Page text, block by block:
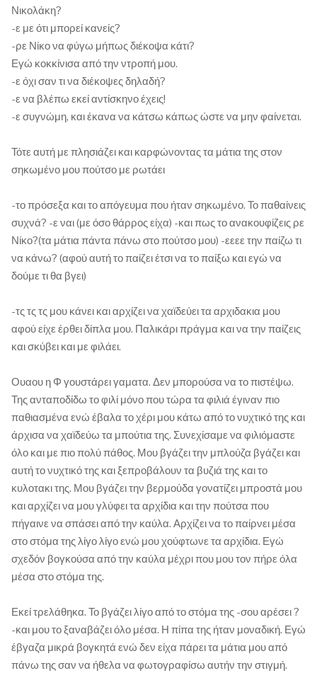
Νικολάκη?
-ε με ότι μπορεί κανείς?
-ρε Νίκο να φύγω μήπως διέκοψα κάτι?
Εγώ κοκκίνισα από την ντροπή μου.
-ε όχι σαν τι να διέκοψες δηλαδή?
-ε να βλέπω εκεί αντίσκηνο έχεις!
-ε συγνώμη, και έκανα να κάτσω κάπως ώστε να μην φαίνεται.
Τότε αυτή με πλησιάζει και καρφώνοντας τα μάτια της στον
σηκωμένο μου πούτσο με ρωτάει
-το πρόσεξα και το απόγευμα που ήταν σηκωμένο. Το παθαίνεις
συχνά? -ε ναι (με όσο θάρρος είχα) -και πως το ανακουφίζεις ρε
Νίκο?(τα μάτια πάντα πάνω στο πούτσο μου) -εεεε την παίζω τι
να κάνω? (αφού αυτή το παίζει έτσι να το παίξω και εγώ να
δούμε τι θα βγει)
-τς τς τς μου κάνει και αρχίζει να χαϊδεύει τα αρχιδακια μου
αφού είχε έρθει δίπλα μου. Παλικάρι πράγμα και να την παίζεις
και σκύβει και με φιλάει.
Ουαου η Φ γουστάρει γαματα. Δεν μπορούσα να το πιστέψω.
Της ανταποδίδω το φιλί μόνο που τώρα τα φιλιά έγιναν πιο
παθιασμένα ενώ έβαλα το χέρι μου κάτω από το νυχτικό της και
άρχισα να χαϊδεύω τα μπούτια της. Συνεχίσαμε να φιλιόμαστε
όλο και με πιο πολύ πάθος. Μου βγάζει την μπλούζα βγάζει και
αυτή το νυχτικό της και ξεπροβάλουν τα βυζιά της και το
κυλοτακι της. Μου βγάζει την βερμούδα γονατίζει μπροστά μου
και αρχίζει να μου γλύφει τα αρχίδια και την πούτσα που
πήγαινε να σπάσει από την καύλα. Αρχίζει να το παίρνει μέσα
στο στόμα της λίγο λίγο ενώ μου χούφτωνε τα αρχίδια. Εγώ
σχεδόν βογκούσα από την καύλα μέχρι που μου τον πήρε όλα
μέσα στο στόμα της.
Εκεί τρελάθηκα. Το βγάζει λίγο από το στόμα της -σου αρέσει ?
-και μου το ξαναβάζει όλο μέσα. Η πίπα της ήταν μοναδική. Εγώ
έβγαζα μικρά βογκητά ενώ δεν είχα πάρει τα μάτια μου από
πάνω της σαν να ήθελα να φωτογραφίσω αυτήν την στιγμή.